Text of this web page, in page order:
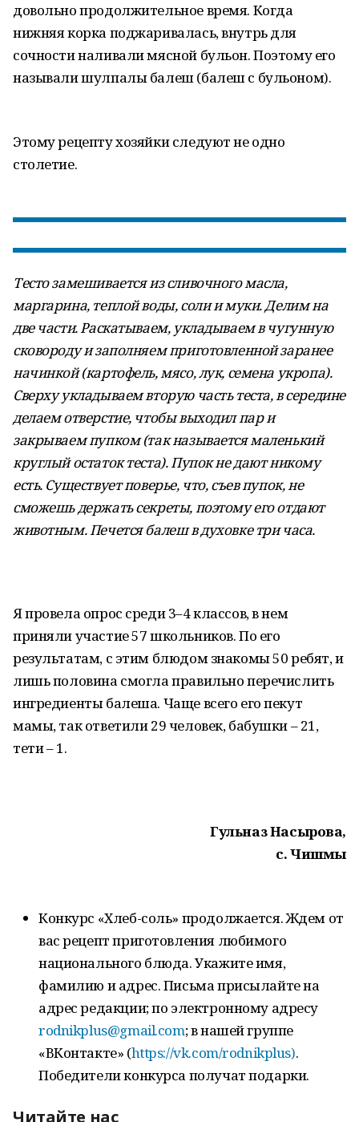
довольно продолжительное время. Когда
нижняя корка поджаривалась, внутрь для
сочности наливали мясной бульон. Поэтому его
называли шулпалы балеш (балеш с бульоном).
Этому рецепту хозяйки следуют не одно
столетие.
Тесто замешивается из сливочного масла,
маргарина, теплой воды, соли и муки. Делим на
две части. Раскатываем, укладываем в чугунную
сковороду и заполняем приготовленной заранее
начинкой (картофель, мясо, лук, семена укропа).
Сверху укладываем вторую часть теста, в середине
делаем отверстие, чтобы выходил пар и
закрываем пупком (так называется маленький
круглый остаток теста). Пупок не дают никому
есть. Существует поверье, что, съев пупок, не
сможешь держать секреты, поэтому его отдают
животным. Печется балеш в духовке три часа.
Я провела опрос среди 3–4 классов, в нем
приняли участие 57 школьников. По его
результатам, с этим блюдом знакомы 50 ребят, и
лишь половина смогла правильно перечислить
ингредиенты балеша. Чаще всего его пекут
мамы, так ответили 29 человек, бабушки – 21,
тети – 1.
Гульназ Насырова,
с. Чишмы
Конкурс «Хлеб-соль» продолжается. Ждем от
вас рецепт приготовления любимого
национального блюда. Укажите имя,
фамилию и адрес. Письма присылайте на
адрес редакции; по электронному адресу
rodnikplus@gmail.com; в нашей группе
«ВКонтакте» (https://vk.com/rodnikplus).
Победители конкурса получат подарки.
Читайте нас